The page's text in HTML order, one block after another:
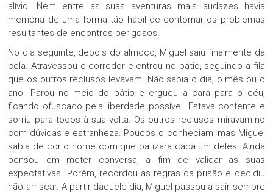
alívio. Nem entre as suas aventuras mais audazes havia
memória de uma forma tão hábil de contornar os problemas
resultantes de encontros perigosos.
No dia seguinte, depois do almoço, Miguel saiu finalmente da
cela. Atravessou o corredor e entrou no pátio, seguindo a fila
que os outros reclusos levavam. Não sabia o dia, o mês ou o
ano. Parou no meio do pátio e ergueu a cara para o céu,
ficando ofuscado pela liberdade possível. Estava contente e
sorriu para todos à sua volta. Os outros reclusos miravam-no
com dúvidas e estranheza. Poucos o conheciam, mas Miguel
sabia de cor o nome com que batizara cada um deles. Ainda
pensou em meter conversa, a fim de validar as suas
expectativas. Porém, recordou as regras da prisão e decidiu
não arriscar. A partir daquele dia, Miguel passou a sair sempre